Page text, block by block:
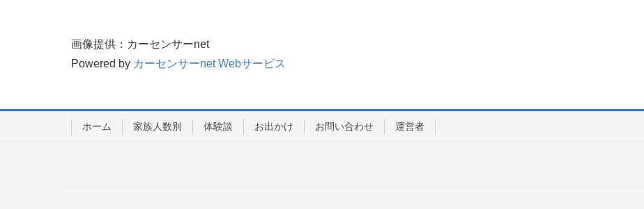
画像提供：カーセンサーnet
Powered by カーセンサーnet Webサービス
ホーム 家族人数別 体験談 お出かけ お問い合わせ 運営者